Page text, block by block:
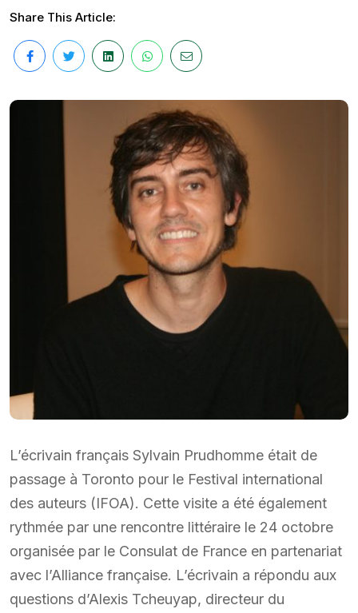
Share This Article:
L’écrivain français Sylvain Prudhomme était de
passage à Toronto pour le Festival international
des auteurs (IFOA). Cette visite a été également
rythmée par une rencontre littéraire le 24 octobre
organisée par le Consulat de France en partenariat
avec l’Alliance française. L’écrivain a répondu aux
questions d’Alexis Tcheuyap, directeur du